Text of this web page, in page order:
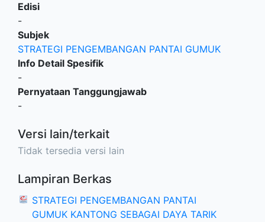
Edisi
-
Subjek
STRATEGI PENGEMBANGAN PANTAI GUMUK
Info Detail Spesifik
-
Pernyataan Tanggungjawab
-
Versi lain/terkait
Tidak tersedia versi lain
Lampiran Berkas
STRATEGI PENGEMBANGAN PANTAI
GUMUK KANTONG SEBAGAI DAYA TARIK